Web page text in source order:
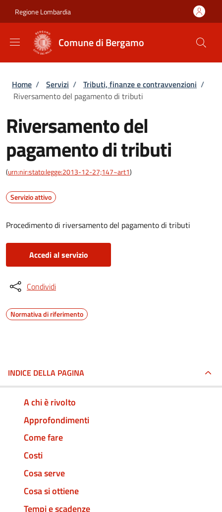
Regione Lombardia
Comune di Bergamo
Briciole di pane
Home / Servizi / Tributi, finanze e contravvenzioni /
Riversamento del pagamento di tributi
Riversamento del
pagamento di tributi
(urn:nir:stato:legge:2013-12-27;147~art1)
Servizio attivo
Procedimento di riversamento del pagamento di tributi
Accedi al servizio
Condividi
Normativa di riferimento
INDICE DELLA PAGINA
A chi è rivolto
Approfondimenti
Come fare
Costi
Cosa serve
Cosa si ottiene
Tempi e scadenze